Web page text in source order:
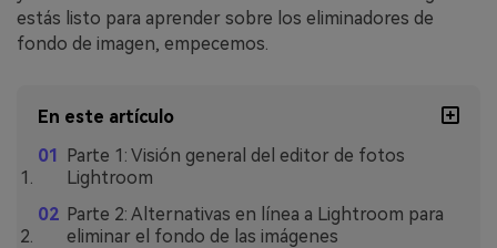
estás listo para aprender sobre los eliminadores de
fondo de imagen, empecemos.
En este artículo
Parte 1: Visión general del editor de fotos
Lightroom
Parte 2: Alternativas en línea a Lightroom para
eliminar el fondo de las imágenes